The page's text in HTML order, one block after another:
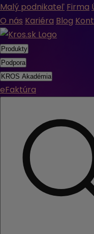
Malý podnikateľ Firma
O nás Kariéra Blog
Produkty
Podpora
KROS Akadémia
eFaktúra